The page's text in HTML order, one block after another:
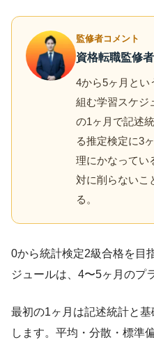
監修者コメント
資格転職監修
4から5ヶ月とい
組む学習スケジ
の1ヶ月で記述
る推定検定に3
理にかなってい
対に削らないこ
る。
0から統計検定2級合格を目
ジュールは、4〜5ヶ月のプ
最初の1ヶ月は記述統計と
します。平均・分散・標準